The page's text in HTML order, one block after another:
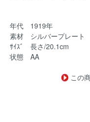
年代 1919年
素材 シルバープレート
ｻｲｽﾞ 長さ/20.1cm
状態 AA
この